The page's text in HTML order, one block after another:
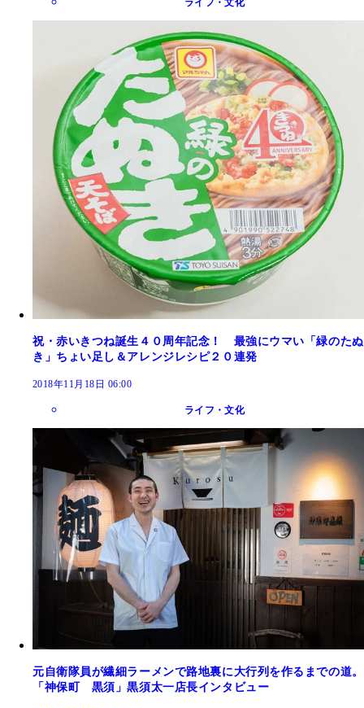
ライフ・文化
祝・赤いきつね誕生４０周年記念！ 最強にウマい「緑のたぬ
き」ちょい足し＆アレンジレシピ２０連発
2018年11月18日 06:00
ライフ・文化
元自衛隊員が繊細ラーメンで路地裏に大行列を作るまでの道。
「神保町 黒須」黒須太一店長インタビュー